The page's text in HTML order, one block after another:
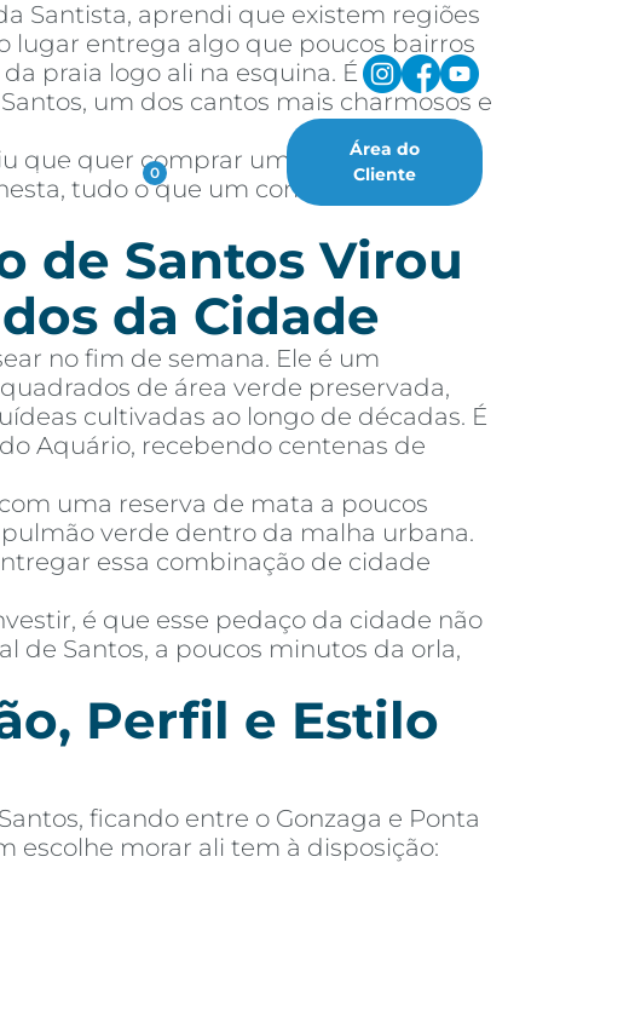
Favoritos 0
Área do
Cliente
Santista, aprendi que existem regiões
lugar entrega algo que poucos bairros
praia logo ali na esquina. É
um dos cantos mais charmosos e
que quer comprar um imóvel nessa
tudo o que um comprador ou
de Santos Virou
da Cidade
no fim de semana. Ele é um
de área verde preservada,
cultivadas ao longo de décadas. É
Aquário, recebendo centenas de
uma reserva de mata a poucos
verde dentro da malha urbana.
essa combinação de cidade
é que esse pedaço da cidade não
de Santos, a poucos minutos da orla,
Perfil e Estilo
ficando entre o Gonzaga e Ponta
escolhe morar ali tem à disposição: